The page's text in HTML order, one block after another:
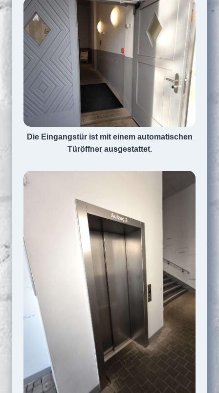
Die Eingangstür ist mit einem automatischen
Türöffner ausgestattet.